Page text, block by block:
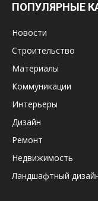
ПОПУЛЯРНЫЕ
Новости
Строительство
Материалы
Коммуникации
Интерьеры
Дизайн
Ремонт
Недвижимость
Ландшафтный